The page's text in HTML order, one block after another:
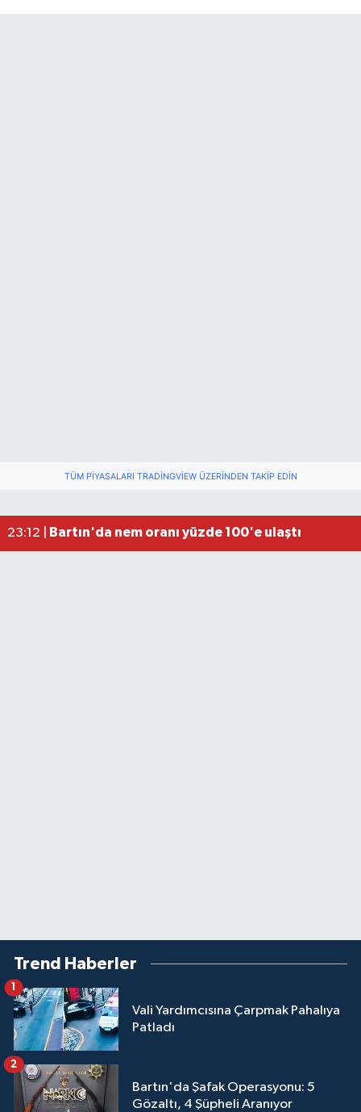
TÜM PIYASALARI TRADINGVIEW ÜZERINDEN TAKIP EDIN
23:12 |
Bartın'da nem oranı yüzde 100'e ulaştı
Trend Haberler
Vali Yardımcısına Çarpmak Pahalıya
Patladı
1
Bartın'da Şafak Operasyonu: 5
Gözaltı, 4 Şüpheli Aranıyor
2